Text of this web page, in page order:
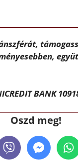
BANK
Oszd meg!